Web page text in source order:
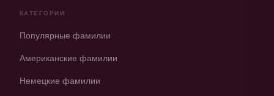
КАТЕГОРИИ
Популярные фамилии
Американские фамилии
Немецкие фамилии